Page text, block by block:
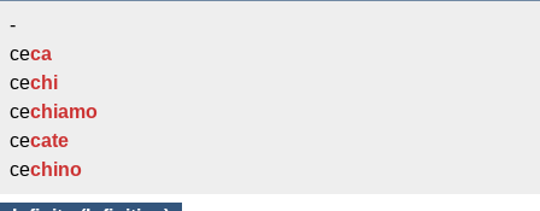
-
ceca
cechi
cechiamo
cecate
cechino